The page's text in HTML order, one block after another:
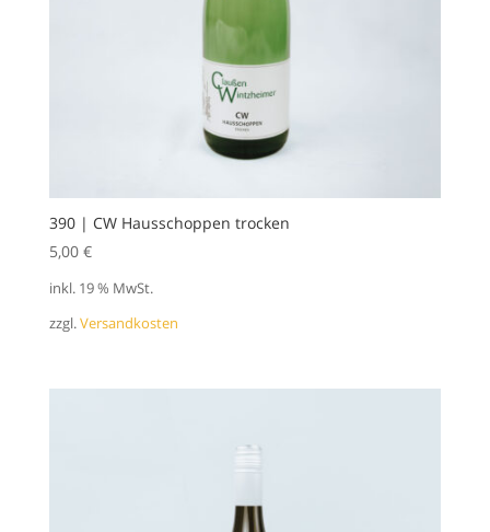
390 | CW Hausschoppen trocken
5,00 €
inkl. 19 % MwSt.
zzgl.Versandkosten